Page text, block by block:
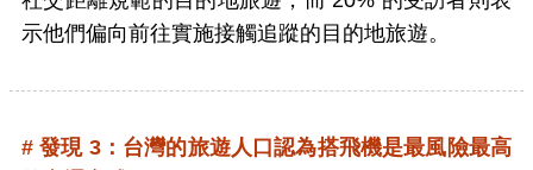
示他們偏向前往實施接觸追蹤的目的地旅遊。
# 發現 3：台灣的旅遊人口認為搭飛機是最風險最高